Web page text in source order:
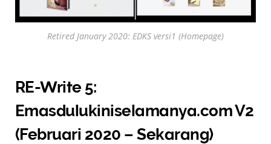
Retired January 2020: EDKS versi1 (Homepage)
RE-Write 5:
Emasdulukiniselamanya.com V2
(Februari 2020 – Sekarang)